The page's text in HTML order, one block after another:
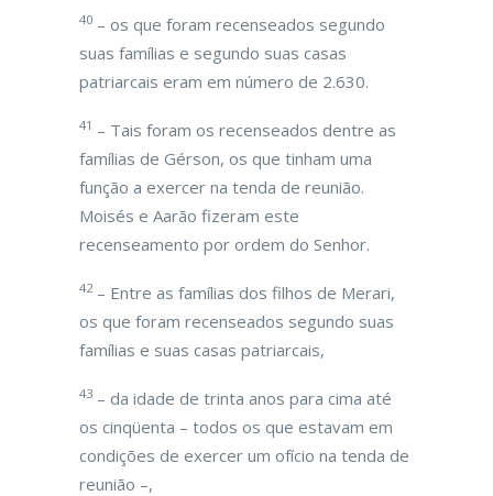
40 – os que foram recenseados segundo
suas famílias e segundo suas casas
patriarcais eram em número de 2.630.
41 – Tais foram os recenseados dentre as
famílias de Gérson, os que tinham uma
função a exercer na tenda de reunião.
Moisés e Aarão fizeram este
recenseamento por ordem do Senhor.
42– Entre as famílias dos filhos de Merari,
os que foram recenseados segundo suas
famílias e suas casas patriarcais,
43 – da idade de trinta anos para cima até
os cinqüenta – todos os que estavam em
condições de exercer um ofício na tenda de
reunião –,